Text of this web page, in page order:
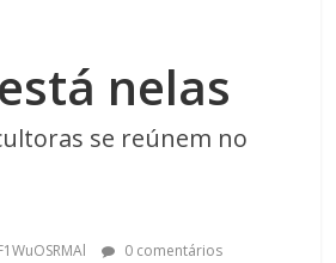
nelas
se reúnem no
0 comentários